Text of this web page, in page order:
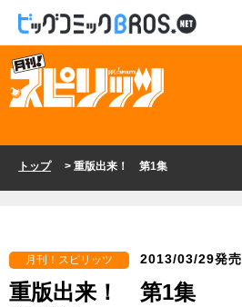
トップ> 重版出来！ 第1集
月刊！スピリッツ 2013/03/29発売
重版出来！ 第1集